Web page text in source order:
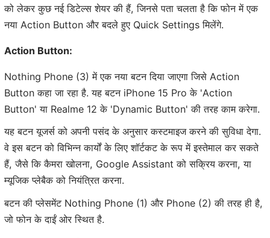
को लेकर कुछ नई डिटेल्स शेयर की हैं, जिनसे पता चलता है कि फोन में एक
नया Action Button और बदले हुए Quick Settings मिलेंगे.
Action Button:
Nothing Phone (3) में एक नया बटन दिया जाएगा जिसे Action
Button कहा जा रहा है. यह बटन iPhone 15 Pro के 'Action
Button' या Realme 12 के 'Dynamic Button' की तरह काम करेगा.
यह बटन यूजर्स को अपनी पसंद के अनुसार कस्टमाइज करने की सुविधा देगा.
वे इस बटन को विभिन्न कार्यों के लिए शॉर्टकट के रूप में इस्तेमाल कर सकते
हैं, जैसे कि कैमरा खोलना, Google Assistant को सक्रिय करना, या
म्यूजिक प्लेबैक को नियंत्रित करना.
बटन की प्लेसमेंट Nothing Phone (1) और Phone (2) की तरह ही है,
जो फोन के दाईं ओर स्थित है.